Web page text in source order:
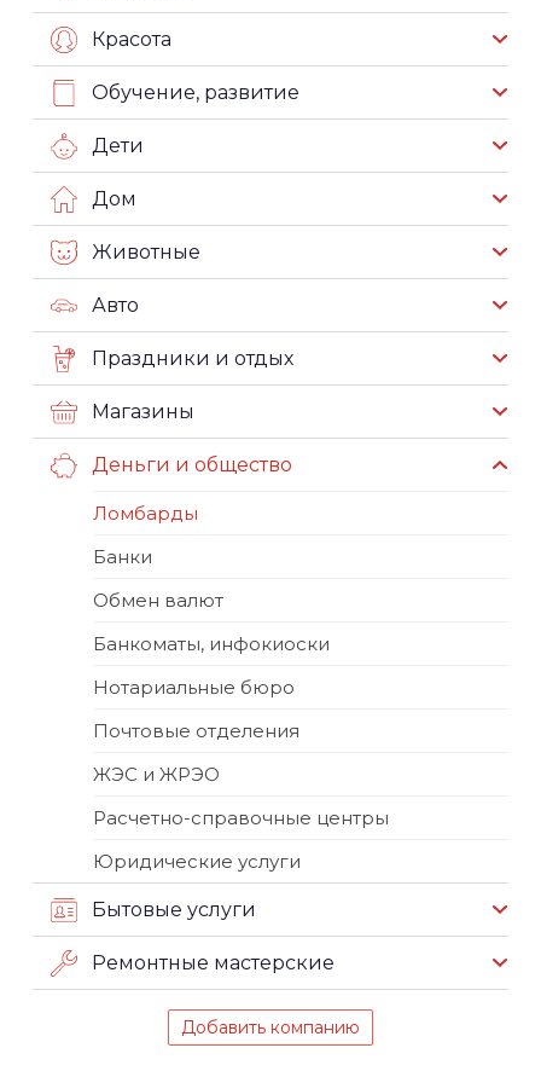
Красота
Обучение, развитие
Дети
Дом
Животные
Авто
Праздники и отдых
Магазины
Деньги и общество
Ломбарды
Банки
Обмен валют
Банкоматы, инфокиоски
Нотариальные бюро
Почтовые отделения
ЖЭС и ЖРЭО
Расчетно-справочные центры
Юридические услуги
Бытовые услуги
Ремонтные мастерские
Добавить компанию